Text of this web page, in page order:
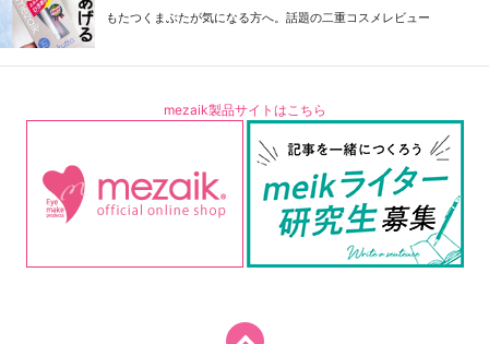
もたつくまぶたが気になる方へ。話題の二重コスメレビュー
mezaik製品サイトはこちら